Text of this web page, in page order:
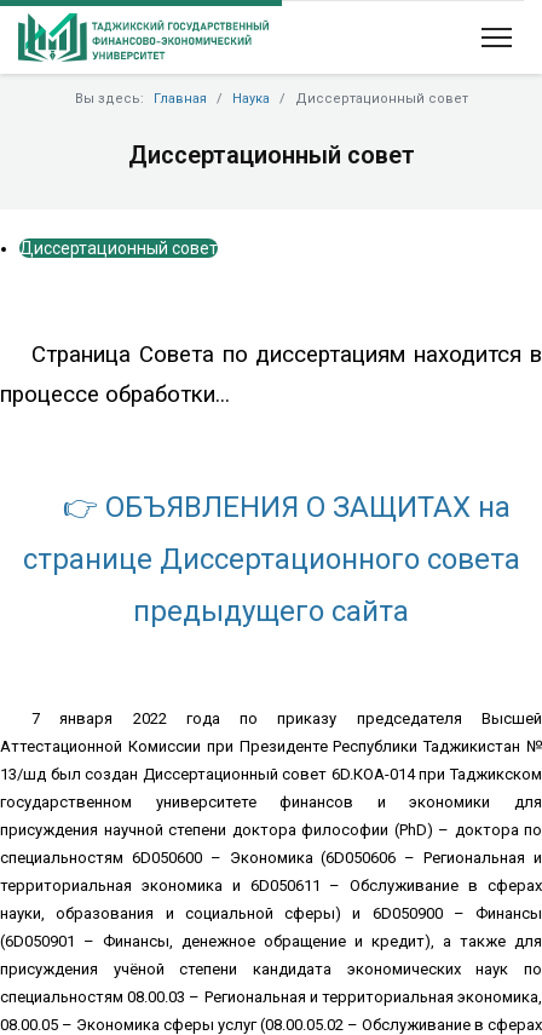
Вы здесь: Главная Наука Диссертационный совет
Диссертационный совет
Диссертационный совет
Страница Совета по диссертациям находится в
процессе обработки...
👉 ОБЪЯВЛЕНИЯ О ЗАЩИТАХ на
странице Диссертационного совета
предыдущего сайта
7 января 2022 года по приказу председателя Высшей
Аттестационной Комиссии при Президенте Республики Таджикистан №
13/шд был создан Диссертационный совет 6D.КОА-014 при Таджикском
государственном университете финансов и экономики для
присуждения научной степени доктора философии (PhD) – доктора по
специальностям 6D050600 – Экономика (6D050606 – Региональная и
территориальная экономика и 6D050611 – Обслуживание в сферах
науки, образования и социальной сферы) и 6D050900 – Финансы
(6D050901 – Финансы, денежное обращение и кредит), а также для
присуждения учёной степени кандидата экономических наук по
специальностям 08.00.03 – Региональная и территориальная экономика,
08.00.05 – Экономика сферы услуг (08.00.05.02 – Обслуживание в сферах